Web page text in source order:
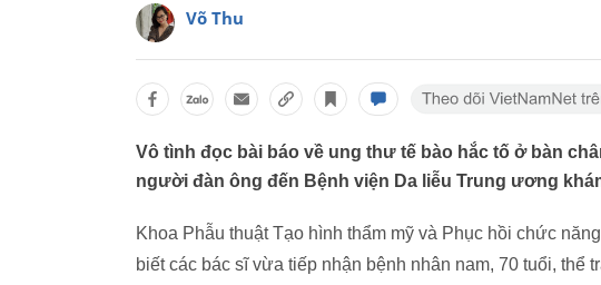
Võ Thu
Vô tình đọc bài báo về ung thư tế bào hắc tố ở bàn
người đàn ông đến Bệnh viện Da liễu Trung ương
Khoa Phẫu thuật Tạo hình thẩm mỹ và Phục hồi chức
biết các bác sĩ vừa tiếp nhận bệnh nhân nam, 70 tuổi, thể